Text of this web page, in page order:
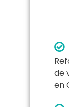
de
en